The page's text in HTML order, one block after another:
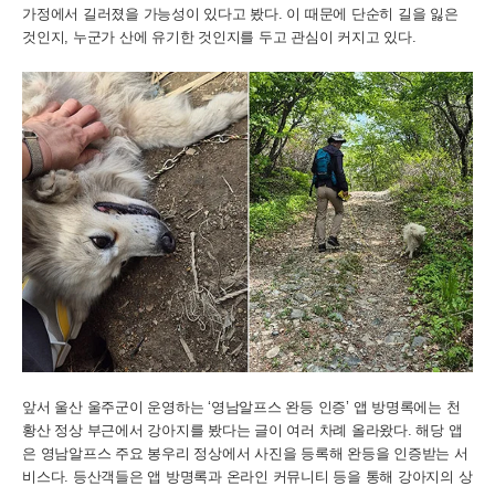
가정에서 길러졌을 가능성이 있다고 봤다. 이 때문에 단순히 길을 잃은
것인지, 누군가 산에 유기한 것인지를 두고 관심이 커지고 있다.
앞서 울산 울주군이 운영하는 ‘영남알프스 완등 인증’ 앱 방명록에는 천
황산 정상 부근에서 강아지를 봤다는 글이 여러 차례 올라왔다. 해당 앱
은 영남알프스 주요 봉우리 정상에서 사진을 등록해 완등을 인증받는 서
비스다. 등산객들은 앱 방명록과 온라인 커뮤니티 등을 통해 강아지의 상